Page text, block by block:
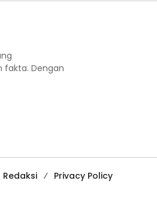
fakta. Dengan
Redaksi
Privacy Policy